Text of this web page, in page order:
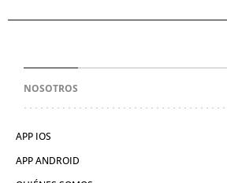
NOSOTROS
APP IOS
APP ANDROID